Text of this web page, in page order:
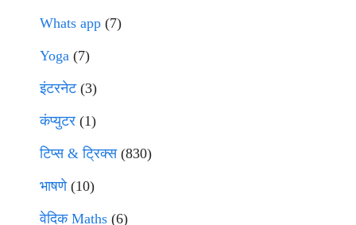
Whats app (7)
Yoga (7)
इंटरनेट(3)
कंप्युटर (1)
टिप्स & ट्रिक्स(830)
भाषणे(10)
वेदिक Maths (6)